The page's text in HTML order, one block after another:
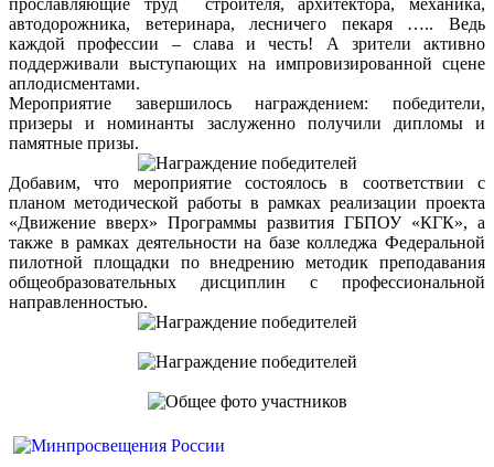
автодорожника, ветеринара, лесничего пекаря ….. Ведь
каждой профессии – слава и честь! А зрители активно
поддерживали выступающих на импровизированной сцене
аплодисментами.
Мероприятие завершилось награждением: победители,
призеры и номинанты заслуженно получили дипломы и
памятные призы.
Добавим, что мероприятие состоялось в соответствии с
планом методической работы в рамках реализации проекта
«Движение вверх» Программы развития ГБПОУ «КГК», а
также в рамках деятельности на базе колледжа Федеральной
пилотной площадки по внедрению методик преподавания
общеобразовательных дисциплин с профессиональной
направленностью.